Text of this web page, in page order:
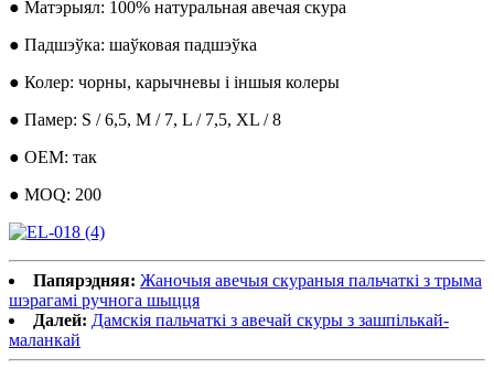
● Матэрыял: 100% натуральная авечая скура
● Падшэўка: шаўковая падшэўка
● Колер: чорны, карычневы і іншыя колеры
● Памер: S / 6,5, M / 7, L / 7,5, XL / 8
● OEM: так
● MOQ: 200
Папярэдняя: Жаночыя авечыя скураныя пальчаткі з трыма
шэрагамі ручнога шыцця
Далей: Дамскія пальчаткі з авечай скуры з зашпількай-
маланкай